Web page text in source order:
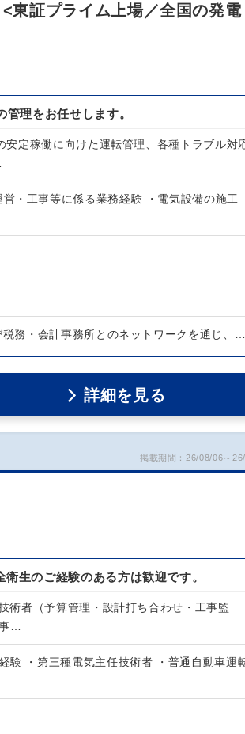
東証プライム上場／全国の発電
理をお任せします。
定稼働に向けた運転管理、各種トラブル対
・工事等に係る業務経験 ・電気設備の施工
務・会計事務所とのネットワークを通じ、
詳細を見る
掲載期間：26/08/06～
生のご経験のある方は歓迎です。
術者（予算管理・設計打ち合わせ・工事監
…
験 ・第三種電気主任技術者 ・普通自動車運